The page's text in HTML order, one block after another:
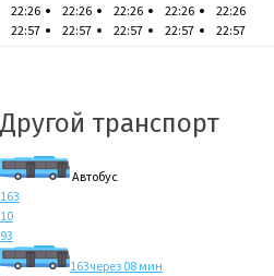
22:26
22:57
22:26
22:57
22:26
22:57
22:26
22:57
22:26
22:57
Другой транспорт
Автобус
163
10
93
163через 08 мин